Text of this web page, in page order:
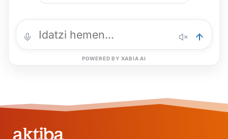
POWERED BY XABIA AI